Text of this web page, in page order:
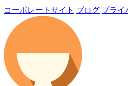
コーポレートサイト ブログ プライ